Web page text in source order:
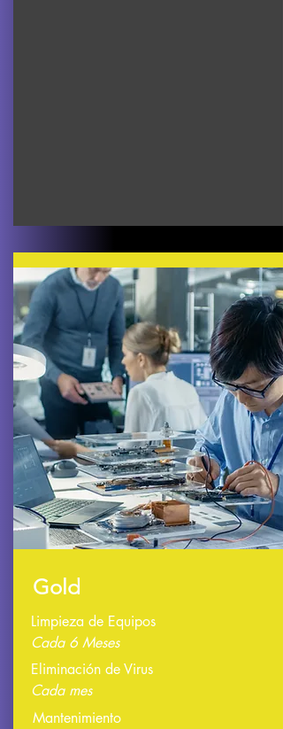
Gold
Limpieza de Equipos
Cada 6 Meses
Eliminación de Virus
Cada mes
Mantenimiento